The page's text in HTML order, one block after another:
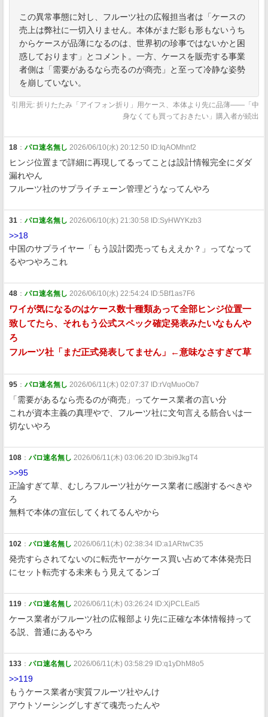
この異常事態に対し、フルーツ社の広報担当者は「ケースの
売上は弊社に一切入りません。本体がまだ影も形もないうち
からケースが品薄になるのは、世界初の珍事ではないかと困
惑しております」とコメント。一方、ケースを販売する事業
者側は「需要があるなら売るのが商売」と至って冷静な姿勢
を崩していない。
引用元: 折りたたみ「アイフォン折り」用ケース、本体より先に品薄——「中
身なくても買っておきたい」購入者が続出
18 ： パロ速名無し 2026/06/10(水) 20:12:50 ID:IqAOMhnf2
ヒンジ位置まで詳細に再現してるってことは設計情報完全にダダ
漏れやん
フルーツ社のサプライチェーン管理どうなってんやろ
31 ： パロ速名無し 2026/06/10(水) 21:30:58 ID:SyHWYKzb3
>>18
中国のサプライヤー「もう設計図売ってもええか？」ってなって
るやつやろこれ
48 ： パロ速名無し 2026/06/10(水) 22:54:24 ID:5Bf1as7F6
ワイが気になるのはケース数十種類あって全部ヒンジ位置一
致してたら、それもう公式スペック確定発表みたいなもんや
ろ
フルーツ社「まだ正式発表してません」←意味なさすぎて草
95 ： パロ速名無し 2026/06/11(木) 02:07:37 ID:rVqMuoOb7
「需要があるなら売るのが商売」ってケース業者の言い分
これが資本主義の真理やで、フルーツ社に文句言える筋合いは一
切ないやろ
108 ： パロ速名無し 2026/06/11(木) 03:06:20 ID:3bi9JkgT4
>>95
正論すぎて草、むしろフルーツ社がケース業者に感謝するべきや
ろ
無料で本体の宣伝してくれてるんやから
102 ： パロ速名無し 2026/06/11(木) 02:38:34 ID:a1ARtwC35
発売すらされてないのに転売ヤーがケース買い占めて本体発売日
にセット転売する未来もう見えてるンゴ
119 ： パロ速名無し 2026/06/11(木) 03:26:24 ID:XjPCLEaI5
ケース業者がフルーツ社の広報部より先に正確な本体情報持って
る説、普通にあるやろ
133 ： パロ速名無し 2026/06/11(木) 03:58:29 ID:q1yDhM8o5
>>119
もうケース業者が実質フルーツ社やんけ
アウトソーシングしすぎて魂売ったんや